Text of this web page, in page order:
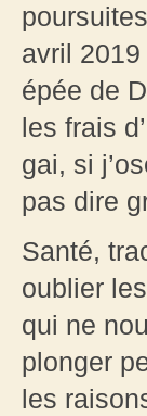
avril
épée de
les frais
gai, si
pas dire
Santé,
oublier
qui ne
plonger
les